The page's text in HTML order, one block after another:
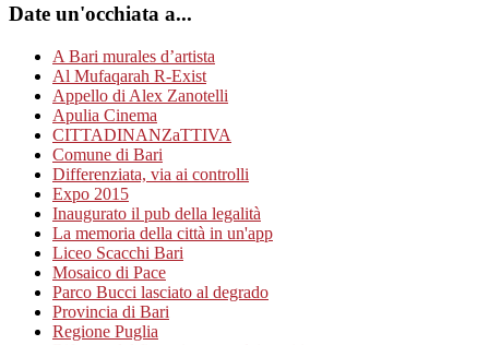
Date un'occhiata a...
A Bari murales d’artista
Al Mufaqarah R-Exist
Appello di Alex Zanotelli
Apulia Cinema
CITTADINANZaTTIVA
Comune di Bari
Differenziata, via ai controlli
Expo 2015
Inaugurato il pub della legalità
La memoria della città in un'app
Liceo Scacchi Bari
Mosaico di Pace
Parco Bucci lasciato al degrado
Provincia di Bari
Regione Puglia